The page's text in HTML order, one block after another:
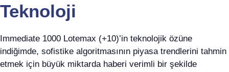
Teknoloji
Immediate 1000 Lotemax (+10)’in teknolojik özüne
indiğimde, sofistike algoritmasının piyasa trendlerini tahmin
etmek için büyük miktarda haberi verimli bir şekilde